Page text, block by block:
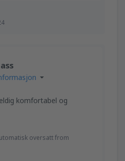
komfortabel og
oversatt from